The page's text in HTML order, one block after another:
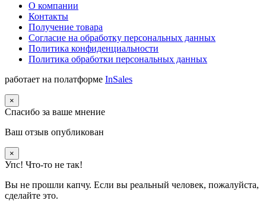
О компании
Контакты
Получение товара
Согласие на обработку персональных данных
Политика конфиденциальности
Политика обработки персональных данных
работает на полатформе InSales
×
Спасибо за ваше мнение
Ваш отзыв опубликован
×
Упс! Что-то не так!
Вы не прошли капчу. Если вы реальный человек, пожалуйста,
сделайте это.